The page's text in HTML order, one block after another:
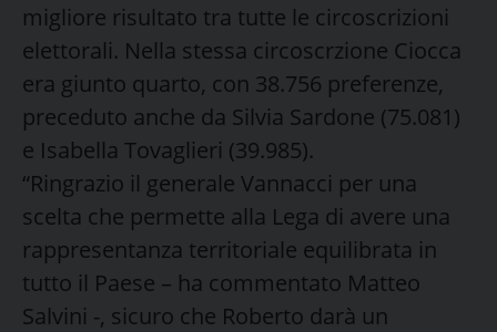
migliore risultato tra tutte le circoscrizioni
elettorali. Nella stessa circoscrzione Ciocca
era giunto quarto, con 38.756 preferenze,
preceduto anche da Silvia Sardone (75.081)
e Isabella Tovaglieri (39.985).
“Ringrazio il generale Vannacci per una
scelta che permette alla Lega di avere una
rappresentanza territoriale equilibrata in
tutto il Paese – ha commentato Matteo
Salvini -, sicuro che Roberto darà un